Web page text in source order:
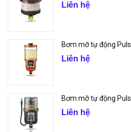
Liên hệ
Bơm mỡ tự động
Liên hệ
Bơm mỡ tự động
Liên hệ